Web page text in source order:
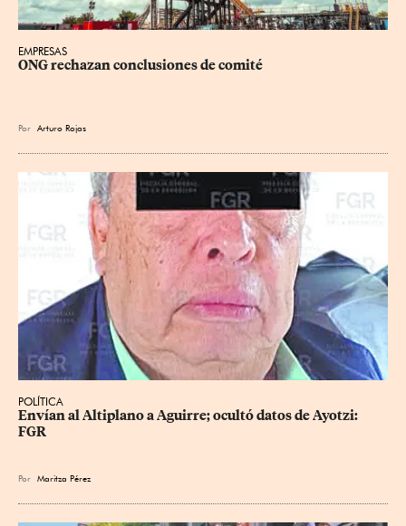
EMPRESAS
ONG rechazan conclusiones de comité
Por Arturo Rojas
POLÍTICA
Envían al Altiplano a Aguirre; ocultó datos de Ayotzi:
FGR
Por Maritza Pérez